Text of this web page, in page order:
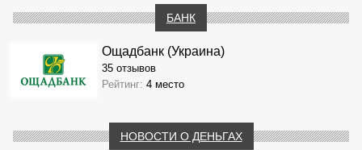
БАНК
Ощадбанк (Украина)
35 отзывов
Рейтинг: 4 место
НОВОСТИ О ДЕНЬГАХ